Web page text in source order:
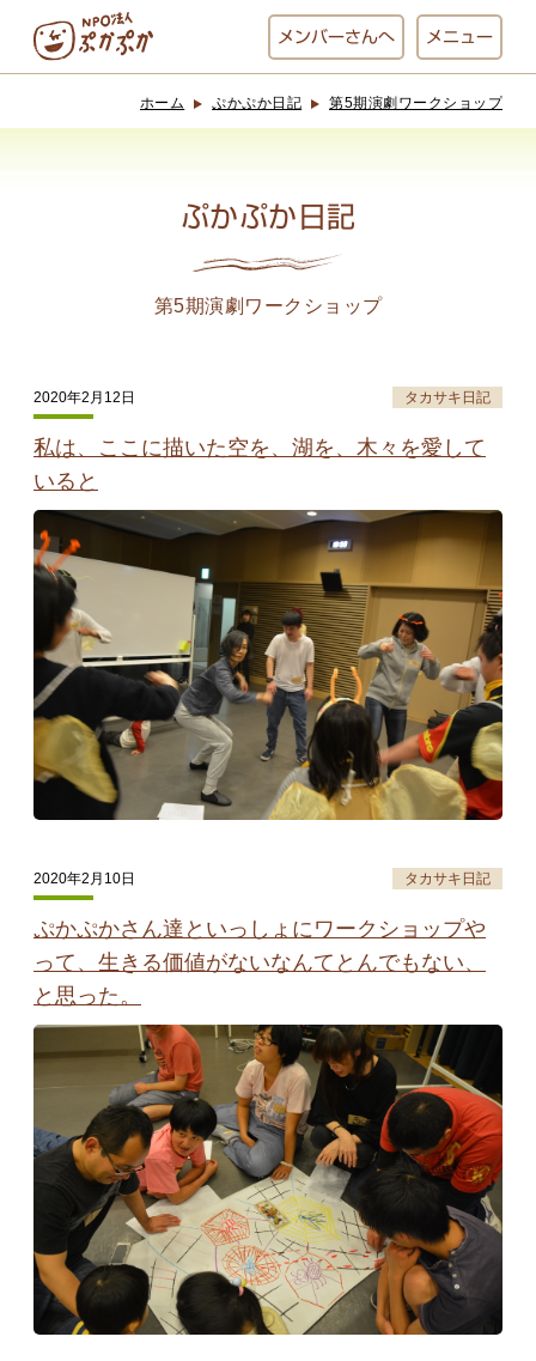
メンバーさんへ メニュー
おひるごはん
お休み中
アート屋
わんど
でんぱた
ぷかぷかさんと
タカサキと
お知らせ ぷかぷか日記
アクセス 採用情報
お問い合わせ
ホーム ぷかぷか日記 第5期演劇ワークショップ
ぷかぷか日記
第5期演劇ワークショップ
2020年2月12日 タカサキ日記
私は、ここに描いた空を、湖を、木々を愛して
いると
2020年2月10日 タカサキ日記
ぷかぷかさん達といっしょにワークショップや
って、生きる価値がないなんてとんでもない、
と思った。